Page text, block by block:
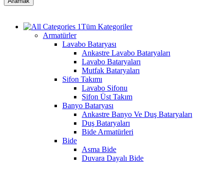
Tüm Kategoriler
Armatürler
Lavabo Bataryası
Ankastre Lavabo Bataryaları
Lavabo Bataryaları
Mutfak Bataryaları
Sifon Takımı
Lavabo Sifonu
Sifon Üst Takım
Banyo Bataryası
Ankastre Banyo Ve Duş Bataryaları
Duş Bataryaları
Bide Armatürleri
Bide
Asma Bide
Duvara Dayalı Bide